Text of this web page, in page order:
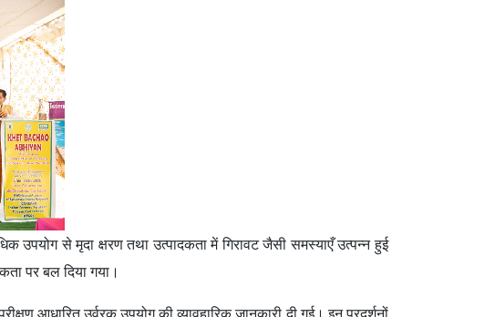
उपयोग से मृदा क्षरण तथा उत्पादकता में गिरावट जैसी समस्याएँ उत्पन्न हुई
पर बल दिया गया।